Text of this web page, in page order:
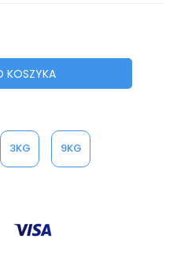
KOSZYKA
3KG 9KG